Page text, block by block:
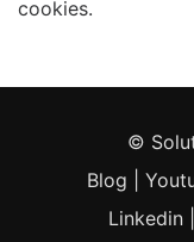
cookies.
©
Blog
Linkedin|